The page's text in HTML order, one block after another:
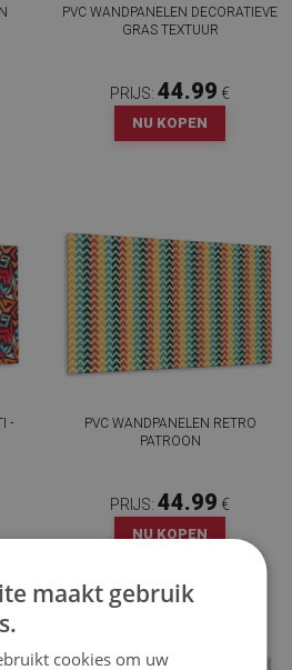
PVC WANDPANELEN DECORATIEVE
GRAS TEXTUUR
PRIJS: 44.99 €
NU KOPEN
-
PVC WANDPANELEN RETRO
PATROON
PRIJS: 44.99 €
NU KOPEN
maakt gebruik
cookies om uw